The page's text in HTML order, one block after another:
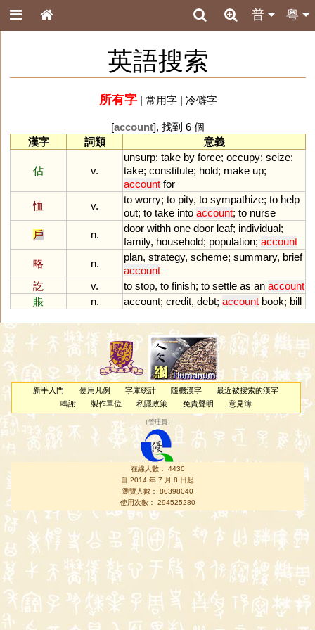
粵
普
英語搜索
所有字| 常用字| 冷僻字
[account], 找到 6 個
漢字
詞類 意義
佔 v.
unsurp; take by force; occupy; seize;
take; constitute; hold; make up;
account for
恤
v.
to worry; to pity, to sympathize; to help
out; to take into account; to nurse
戶
n.
door withh one door leaf; individual;
family, household; population; account
略
n.
plan, strategy, scheme; summary, brief
account
訖
v. to stop, to finish; to settle as an account
賬
n. account; credit, debt; account book; bill
新手入門 使用凡例 字庫統計 隨機漢字
最近被搜索的漢字
鳴謝
製作單位 私隱政策 免責聲明 意見簿
（管理員 ）
在線人數： 4430
自 2014 年 7 月 8 日起
瀏覽人數： 80398040
使用次數： 294525280